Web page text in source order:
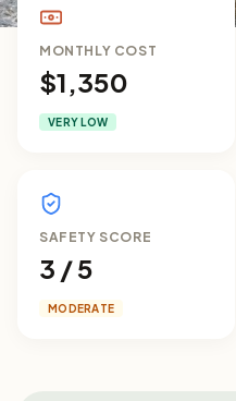
MONTHLY COST
$1,350
VERY LOW
SAFETY SCORE
3 / 5
MODERATE